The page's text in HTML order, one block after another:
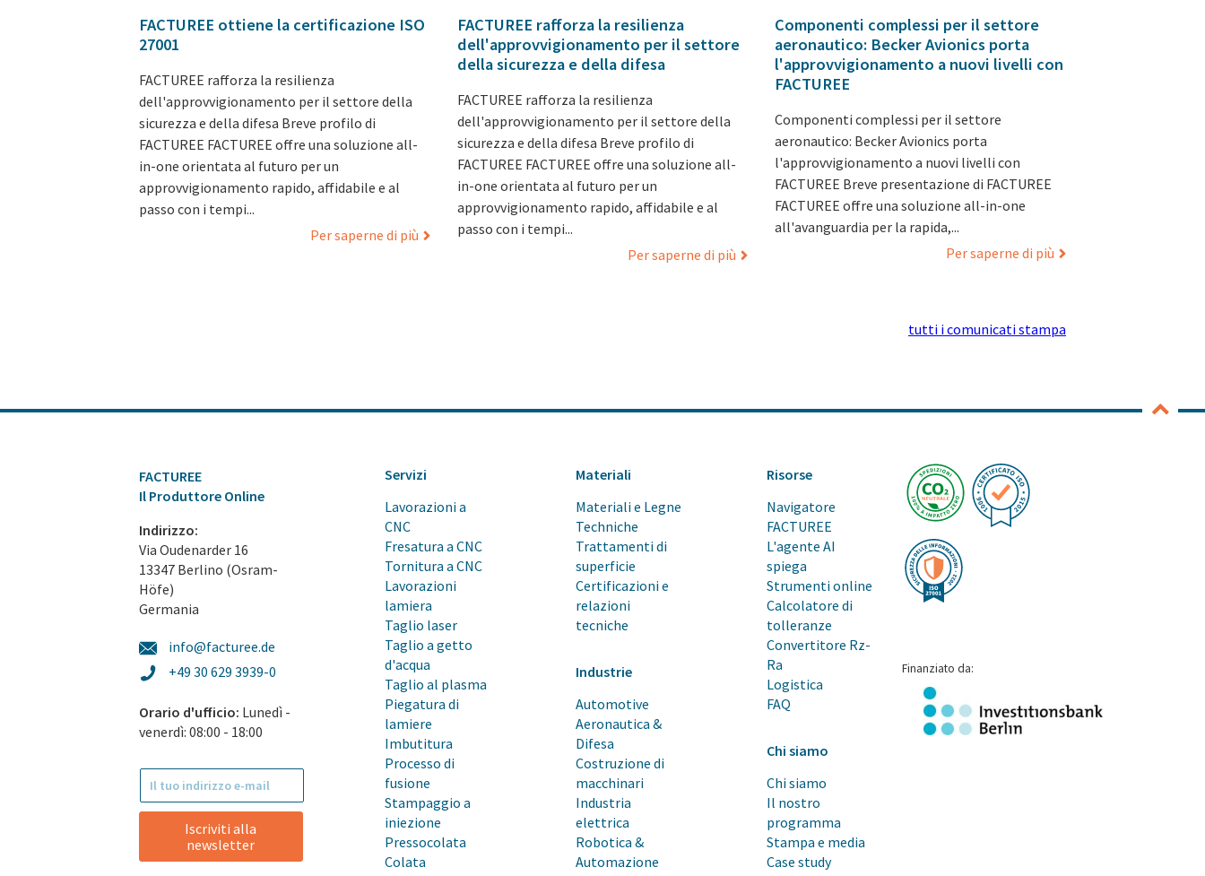
FACTUREE ottiene la certificazione ISO
27001
FACTUREE rafforza la resilienza
dell'approvvigionamento per il settore della
sicurezza e della difesa Breve profilo di
FACTUREE FACTUREE offre una soluzione all-
in-one orientata al futuro per un
approvvigionamento rapido, affidabile e al
passo con i tempi...
Per saperne di più
FACTUREE rafforza la resilienza
dell'approvvigionamento per il settore
della sicurezza e della difesa
FACTUREE rafforza la resilienza
dell'approvvigionamento per il settore della
sicurezza e della difesa Breve profilo di
FACTUREE FACTUREE offre una soluzione all-
in-one orientata al futuro per un
approvvigionamento rapido, affidabile e al
passo con i tempi...
Per saperne di più
Componenti complessi per il settore
aeronautico: Becker Avionics porta
l'approvvigionamento a nuovi livelli con
FACTUREE
Componenti complessi per il settore
aeronautico: Becker Avionics porta
l'approvvigionamento a nuovi livelli con
FACTUREE Breve presentazione di FACTUREE
FACTUREE offre una soluzione all-in-one
all'avanguardia per la rapida,...
Per saperne di più
tutti i comunicati stampa
FACTUREE
Il Produttore Online
Indirizzo:
Via Oudenarder 16
13347 Berlino (Osram-
Höfe)
Germania
info@facturee.de
+49 30 629 3939-0
Orario d'ufficio: Lunedì -
venerdì: 08:00 - 18:00
Iscriviti alla
newsletter
Servizi
Lavorazioni a
CNC
Fresatura a CNC
Tornitura a CNC
Lavorazioni
lamiera
Taglio laser
Taglio a getto
d'acqua
Taglio al plasma
Piegatura di
lamiere
Imbutitura
Processo di
fusione
Stampaggio a
iniezione
Pressocolata
Colata
Materiali
Materiali e Legne
Techniche
Trattamenti di
superficie
Certificazioni e
relazioni
tecniche
Industrie
Automotive
Aeronautica &
Difesa
Costruzione di
macchinari
Industria
elettrica
Robotica &
Automazione
Risorse
Navigatore
FACTUREE
L'agente AI
spiega
Strumenti online
Calcolatore di
tolleranze
Convertitore Rz-
Ra
Logistica
FAQ
Chi siamo
Chi siamo
Il nostro
programma
Stampa e media
Case study
Finanziato da: